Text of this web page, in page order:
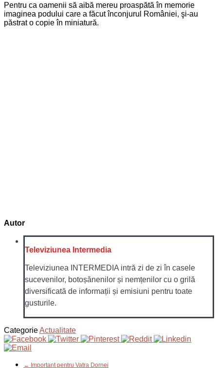
Pentru ca oamenii să aibă mereu proaspătă în memorie
imaginea podului care a făcut înconjurul României, şi-au
păstrat o copie în miniatură.
Autor
Televiziunea Intermedia
Televiziunea INTERMEDIA intră zi de zi în casele
sucevenilor, botoșănenilor și nemțenilor cu o grilă
diversificată de informații și emisiuni pentru toate
gusturile.
CategorieActualitate
← Important pentru Vatra Dornei